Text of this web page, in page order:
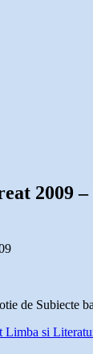
2009
de Subiecte
si